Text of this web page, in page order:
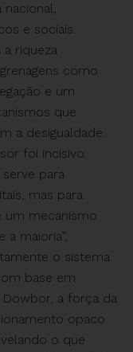
nacional,
e sociais.
riqueza
como
e um
que
a desigualdade.
foi incisivo:
para
mas para
um mecanismo
maioria”,
o sistema
base em
a força da
opaco
o que